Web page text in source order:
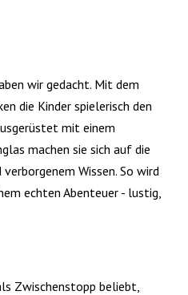
wir gedacht. Mit dem
die Kinder spielerisch den
mit einem
machen sie sich auf die
verborgenem Wissen. So wird
echten Abenteuer - lustig,
Zwischenstopp beliebt,